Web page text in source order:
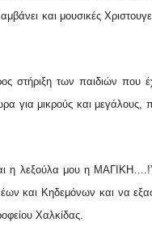
και μουσικές
στήριξη των παιδιών που
για μικρούς και
η λεξούλα μου η
και Κηδεμόνων και να
Χαλκίδας.